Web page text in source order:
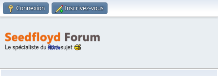
Connexion Inscrivez-vous